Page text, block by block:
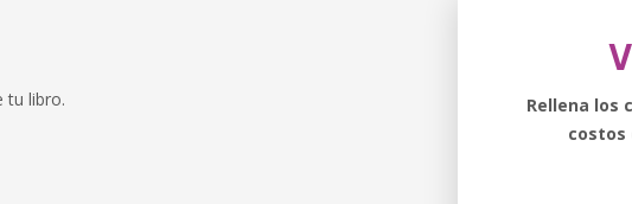
tu libro.
Rellena los
costos